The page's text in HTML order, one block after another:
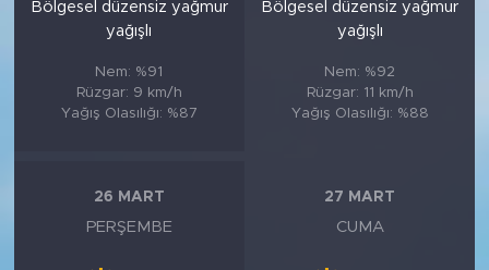
Bölgesel düzensiz yağmur
yağışlı
Nem: %91
Rüzgar: 9 km/h
Yağış Olasılığı: %87
Bölgesel düzensiz yağmur
yağışlı
Nem: %92
Rüzgar: 11 km/h
Yağış Olasılığı: %88
26 MART
PERŞEMBE
27 MART
CUMA